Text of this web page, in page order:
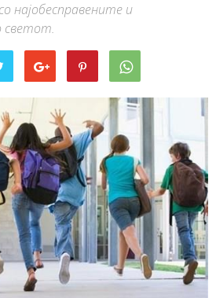
најобесправените и
светот.